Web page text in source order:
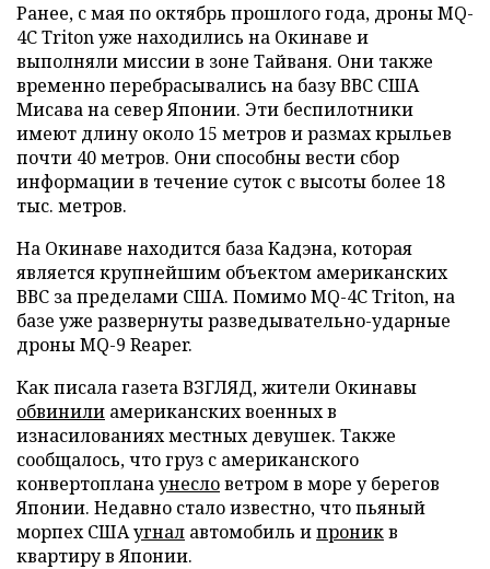
Ранее, с мая по октябрь прошлого года, дроны MQ-
4C Triton уже находились на Окинаве и
выполняли миссии в зоне Тайваня. Они также
временно перебрасывались на базу ВВС США
Мисава на север Японии. Эти беспилотники
имеют длину около 15 метров и размах крыльев
почти 40 метров. Они способны вести сбор
информации в течение суток с высоты более 18
тыс. метров.
На Окинаве находится база Кадэна, которая
является крупнейшим объектом американских
ВВС за пределами США. Помимо MQ-4C Triton, на
базе уже развернуты разведывательно-ударные
дроны MQ-9 Reaper.
Как писала газета ВЗГЛЯД, жители Окинавы
обвинили американских военных в
изнасилованиях местных девушек. Также
сообщалось, что груз с американского
конвертопланаунесловетром в море у берегов
Японии. Недавно стало известно, что пьяный
морпех СШАугнал автомобиль ипроникв
квартиру в Японии.